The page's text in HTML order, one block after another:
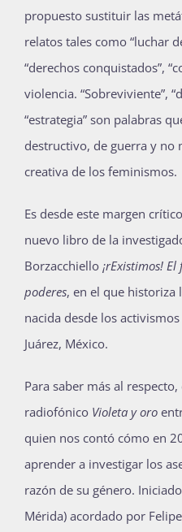
propuesto sustituir las
relatos tales como “luchar
“derechos conquistados”,
violencia. “Sobreviviente”,
“estrategia” son palabras
destructivo, de guerra y no
creativa de los feminismos.
Es desde este margen
nuevo libro de la
Borzacchiello ¡rExistimos!
poderes, en el que historiza
nacida desde los
Juárez, México.
Para saber más al
radiofónico Violeta y oro
quien nos contó cómo en
aprender a investigar los
razón de su género.
Mérida) acordado por